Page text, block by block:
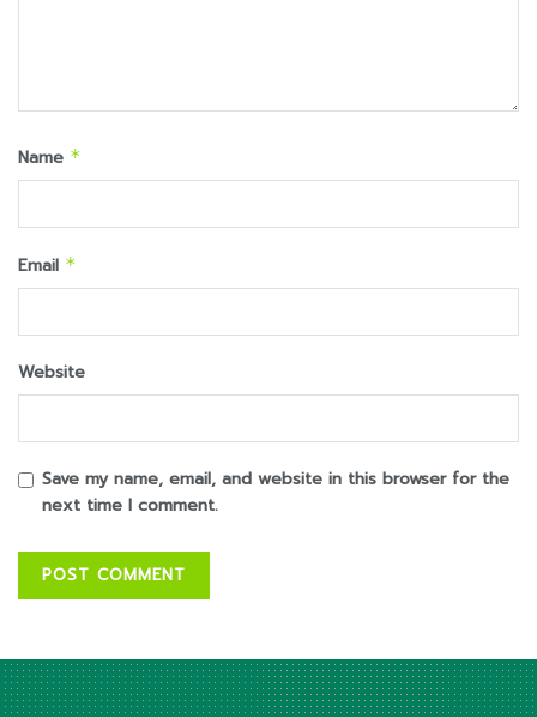
Name *
Email *
Website
Save my name, email, and website in this browser for the
next time I comment.